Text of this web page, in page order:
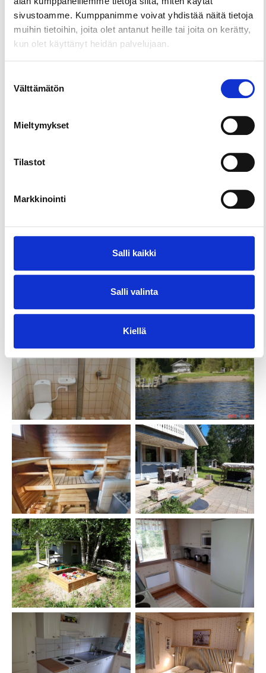
sivustoamme. Kumppanimme voivat yhdistää näitä tietoja
muihin tietoihin, joita olet antanut heille tai joita on kerätty,
kun olet käyttänyt heidän palvelujaan.
valinta
Välttämätön
Mieltymykset
Tilastot
Markkinointi
Salli kaikki
Salli valinta
Kiellä